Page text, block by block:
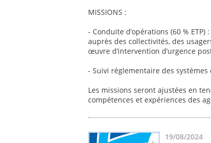
MISSIONS :
- Conduite d’opérations (60 %
auprès des collectivités, des
œuvre d’intervention d’urgence
- Suivi réglementaire des systèmes
Les missions seront ajustées en
compétences et expériences des
19/08/2024